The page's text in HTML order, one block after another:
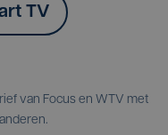
TV
van Focus en WTV met